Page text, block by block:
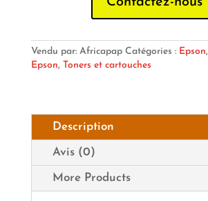
Vendu par: Africapap Catégories : Epson,
Epson, Toners et cartouches
Description
Avis (0)
More Products